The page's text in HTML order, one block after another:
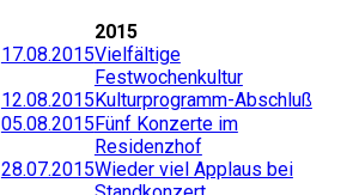
2015
17.08.2015Vielfältige
Festwochenkultur
12.08.2015Kulturprogramm-Abschluß
05.08.2015Fünf Konzerte im
Residenzhof
28.07.2015Wieder viel Applaus bei